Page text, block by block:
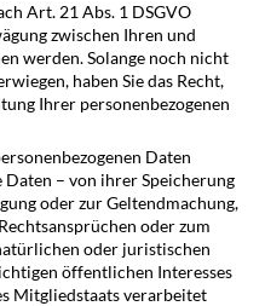
Art. 21 Abs. 1 DSGVO
zwischen Ihren und
werden. Solange noch nicht
haben Sie das Recht,
Ihrer personenbezogenen
Daten
– von ihrer Speicherung
oder zur Geltendmachung,
oder zum
oder juristischen
öffentlichen Interesses
Mitgliedstaats verarbeitet